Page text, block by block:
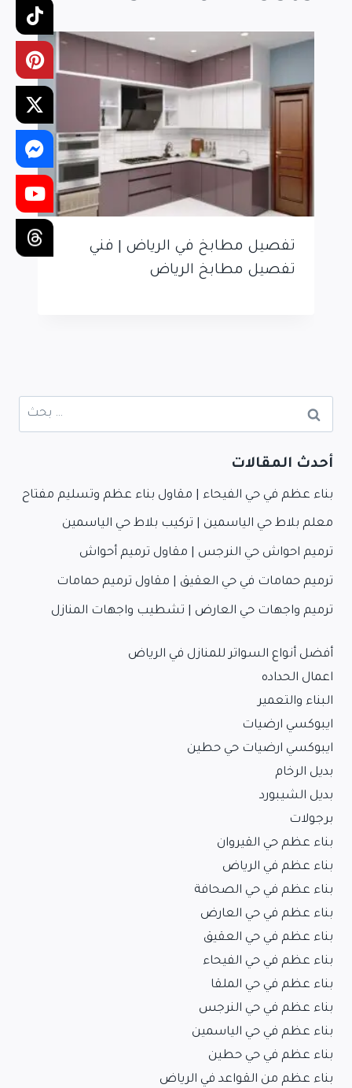
تفصيل مطابخ في الرياض | فني
تفصيل مطابخ الرياض
البحث
عن:
أحدث المقالات
بناء عظم في حي الفيحاء | مقاول بناء عظم وتسليم مفتاح
معلم بلاط حي الياسمين | تركيب بلاط حي الياسمين
ترميم احواش حي النرجس | مقاول ترميم أحواش
ترميم حمامات في حي العقيق | مقاول ترميم حمامات
ترميم واجهات حي العارض | تشطيب واجهات المنازل
أفضل أنواع السواتر للمنازل في الرياض
اعمال الحداده
البناء والتعمير
ايبوكسي ارضيات
ايبوكسي ارضيات حي حطين
بديل الرخام
بديل الشيبورد
برجولات
بناء عظم حي القيروان
بناء عظم في الرياض
بناء عظم في حي الصحافة
بناء عظم في حي العارض
بناء عظم في حي العقيق
بناء عظم في حي الفيحاء
بناء عظم في حي الملقا
بناء عظم في حي النرجس
بناء عظم في حي الياسمين
بناء عظم في حي حطين
بناء عظم من القواعد في الرياض